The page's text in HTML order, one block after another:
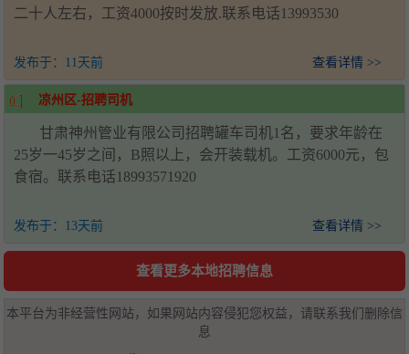
二十人左右，工资4000按时发放.联系电话13993530
发布于： 11天前 查看详情 >>
凉州区-招聘司机
甘肃神州管业有限公司招聘罐车司机1名，要求年龄在
25岁一45岁之间，B照以上，会开装载机。工资6000元，包
食宿。联系电话18993571920
发布于： 13天前 查看详情 >>
查看更多本地招聘信息
本平台为非经营性网站，如果网站内容侵犯您权益，请联系我们删除信
息